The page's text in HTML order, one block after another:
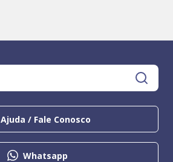
Ajuda / Fale Conosco
Whatsapp